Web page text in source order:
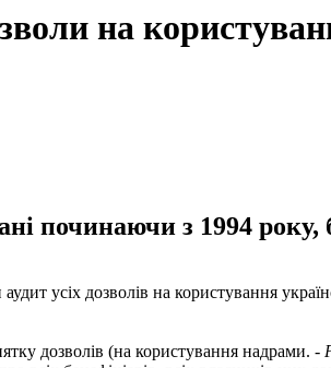
на
починаючи з 1994 року,
усіх дозволів на користування
дозволів (на користування надрами. -